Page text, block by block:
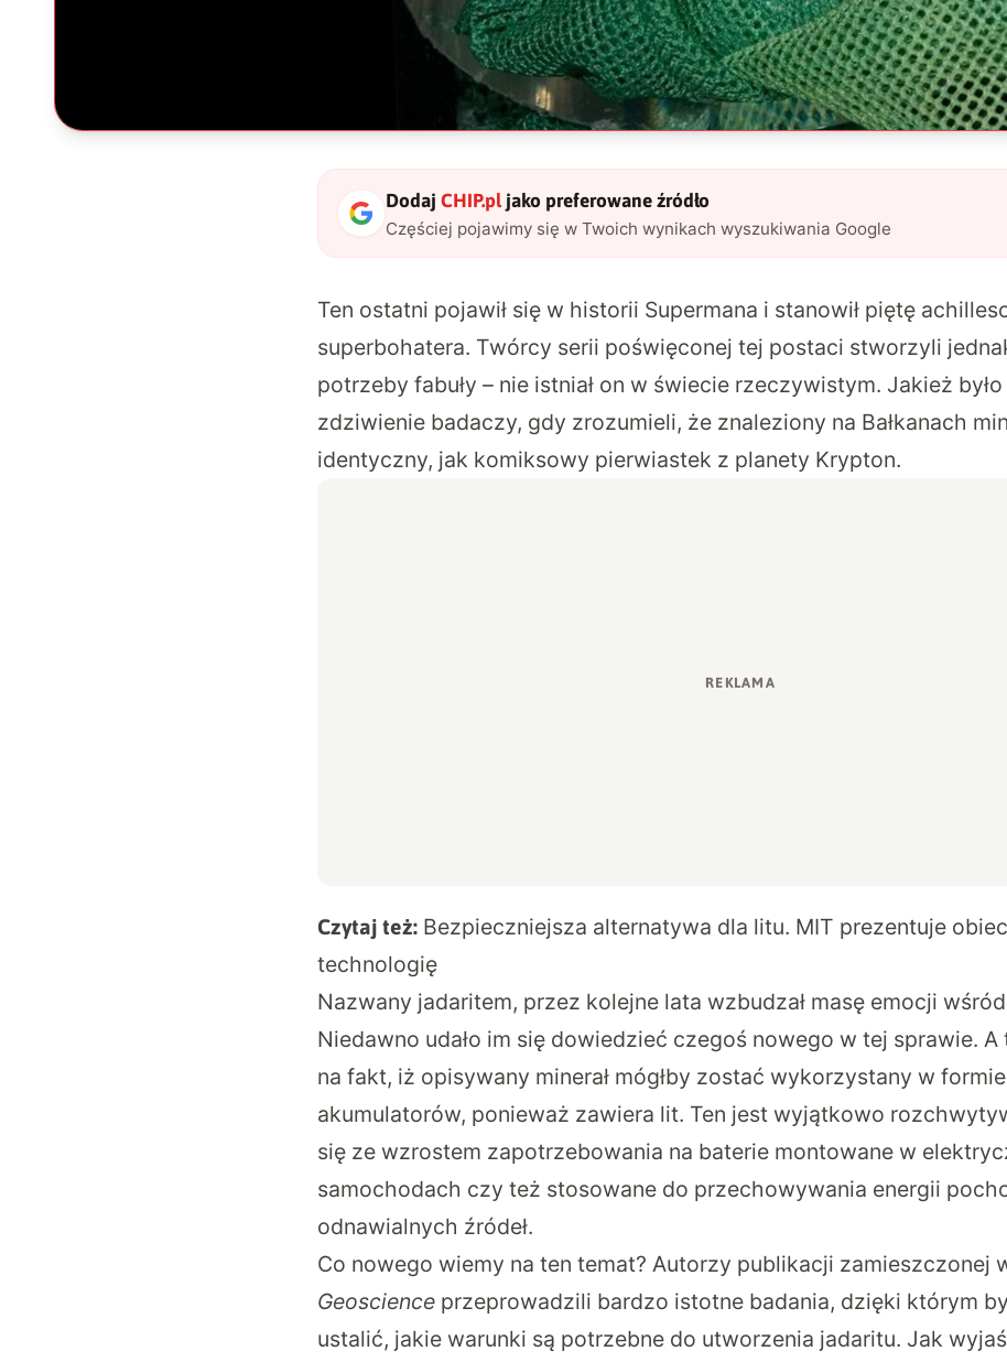
Dodaj CHIP.pljako preferowane źródło
Częściej pojawimy się w Twoich wynikach wyszukiwania Google
Ten ostatni pojawił się w historii Supermana i stanowił piętę
superbohatera. Twórcy serii poświęconej tej postaci stworzyli
potrzeby fabuły – nie istniał on w świecie rzeczywistym. Jakież
zdziwienie badaczy, gdy zrozumieli, że znaleziony na Bałkanach
identyczny, jak komiksowy pierwiastek z planety Krypton.
Czytaj też: Bezpieczniejsza alternatywa dla litu. MIT prezentuje
technologię
Nazwany jadaritem, przez kolejne lata wzbudzał masę emocji
Niedawno udało im się dowiedzieć czegoś nowego w tej sprawie.
na fakt, iż opisywany minerał mógłby zostać wykorzystany w formie
akumulatorów, ponieważ zawiera lit. Ten jest wyjątkowo
się ze wzrostem zapotrzebowania na baterie montowane w
samochodach czy też stosowane do przechowywania energii
odnawialnych źródeł.
Co nowego wiemy na ten temat? Autorzy publikacji zamieszczonej
Geoscience przeprowadzili bardzo istotne badania, dzięki którym
ustalić, jakie warunki są potrzebne do utworzenia jadaritu. Jak